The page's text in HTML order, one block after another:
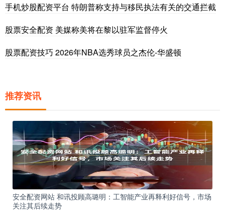
手机炒股配资平台 特朗普称支持与移民执法有关的交通拦截
股票安全配资 美媒称美将在黎以驻军监督停火
股票配资技巧 2026年NBA选秀球员之杰伦-华盛顿
推荐资讯
安全配资网站 和讯投顾高璐明：工智能产业再释利好信号，市场
关注其后续走势